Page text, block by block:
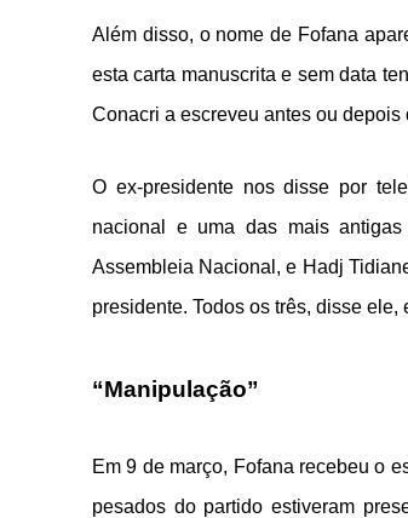
Além disso, o nome de Fofana
esta carta manuscrita e sem data
Conacri a escreveu antes ou
O ex-presidente nos disse por
nacional e uma das mais
Assembleia Nacional, e Hadj
presidente. Todos os três, disse
“Manipulação”
Em 9 de março, Fofana recebeu o
pesados ​​do partido estiveram